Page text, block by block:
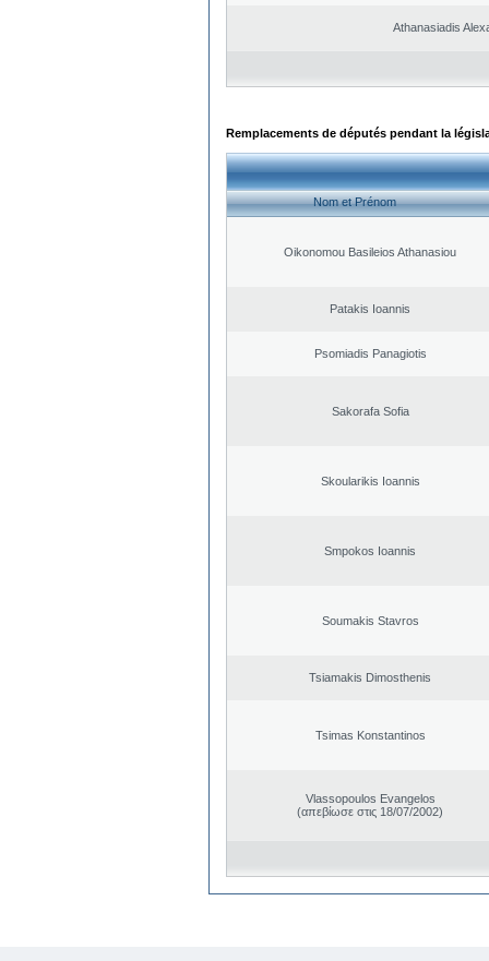
Athanasiadis
Remplacements de députés pendant la
Nom et Prénom
Oikonomou Basileios Athanasiou
Patakis Ioannis
Psomiadis Panagiotis
Sakorafa Sofia
Skoularikis Ioannis
Smpokos Ioannis
Soumakis Stavros
Tsiamakis Dimosthenis
Tsimas Konstantinos
Vlassopoulos Evangelos
(απεβίωσε στις 18/07/2002)